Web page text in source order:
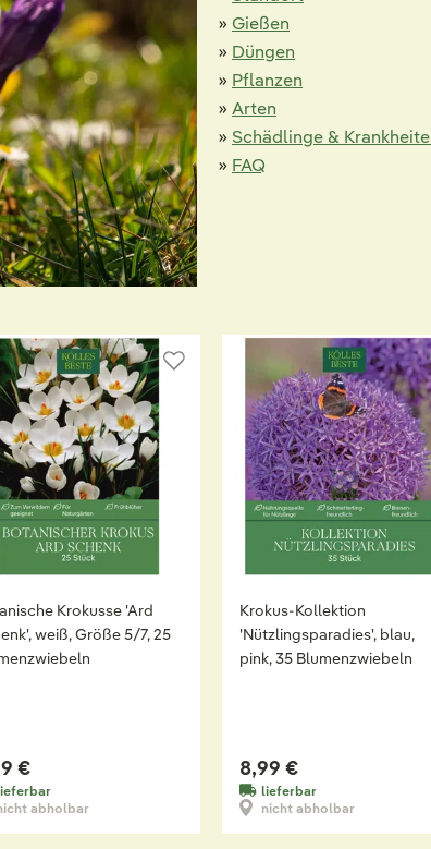
» Gießen
» Düngen
» Pflanzen
» Arten
» Schädlinge &
» FAQ
Krokusse 'Ard
weiß, Größe 5/7, 25
€
abholbar
Krokus-Kollektion
'Nützlingsparadies', blau,
pink, 35 Blumenzwiebeln
8,99 €
lieferbar
nicht abholbar